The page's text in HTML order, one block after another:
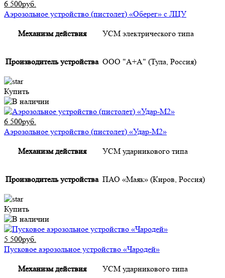
6 500руб.
Аэрозольное устройство (пистолет) «Оберег» с ЛЦУ
Механизм действия УСМ электрического типа
Производитель устройства ООО "А+А" (Тула, Россия)
Купить
6 500руб.
Аэрозольное устройство (пистолет) «Удар-М2»
Механизм действия УСМ ударникового типа
Производитель устройства ПАО «Маяк» (Киров, Россия)
Купить
5 500руб.
Пусковое аэрозольное устройство «Чародей»
Механизм действия УСМ ударникового типа